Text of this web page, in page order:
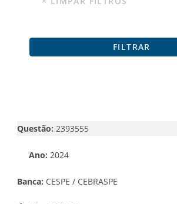
Questão: 2393555
Ano: 2024
Banca: CESPE / CEBRASPE